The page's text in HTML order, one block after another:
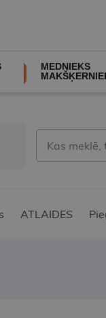
MEDNIEKS
ATLAIDES